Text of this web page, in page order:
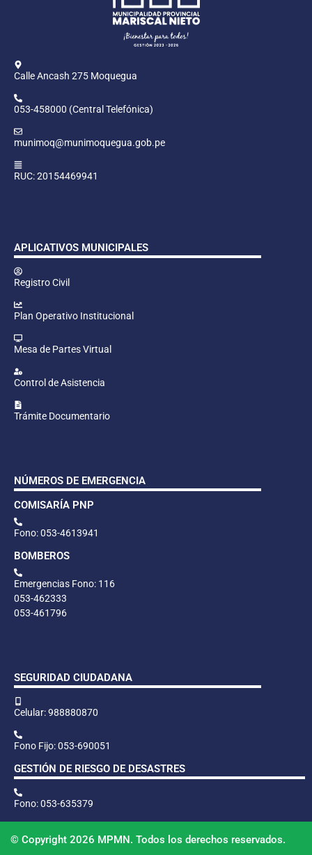
Calle Ancash 275 Moquegua
053-458000 (Central Telefónica)
munimoq@munimoquegua.gob.pe
RUC: 20154469941
APLICATIVOS MUNICIPALES
Registro Civil
Plan Operativo Institucional
Mesa de Partes Virtual
Control de Asistencia
Trámite Documentario
NÚMEROS DE EMERGENCIA
COMISARÍA PNP
Fono: 053-4613941
BOMBEROS
Emergencias Fono: 116
053-462333
053-461796
SEGURIDAD CIUDADANA
Celular: 988880870
Fono Fijo: 053-690051
GESTIÓN DE RIESGO DE DESASTRES
Fono: 053-635379
© Copyright 2026 MPMN. Todos los derechos reservados.